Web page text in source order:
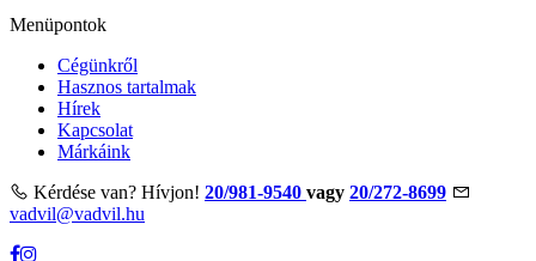
Menüpontok
Cégünkről
Hasznos tartalmak
Hírek
Kapcsolat
Márkáink
Kérdése van? Hívjon! 20/981-9540 vagy 20/272-8699
vadvil@vadvil.hu